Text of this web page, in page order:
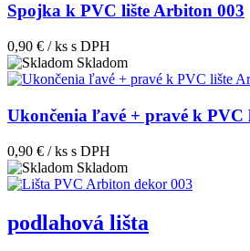
Spojka k PVC lište Arbiton 003
0,90 € / ks s DPH
Skladom
Ukončenia ľavé + pravé k PVC
0,90 € / ks s DPH
Skladom
podlahová lišta